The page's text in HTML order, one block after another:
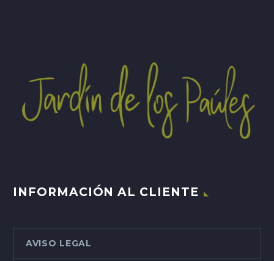
INFORMACIÓN AL CLIENTE
AVISO LEGAL